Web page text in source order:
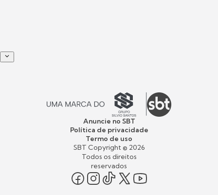
Anuncie no SBT
Política de privacidade
Termo de uso
SBT Copyright © 2026
Todos os direitos
reservados